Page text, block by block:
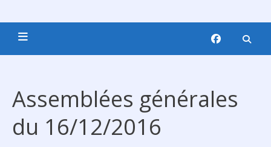
Assemblées générales
du 16/12/2016